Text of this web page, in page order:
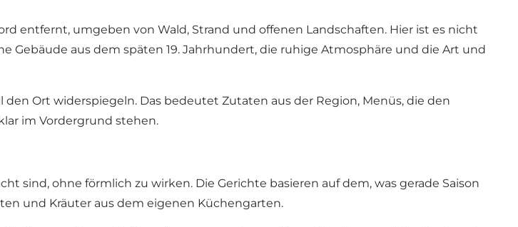
entfernt, umgeben von Wald, Strand und offenen Landschaften. Hier ist es nicht
Gebäude aus dem späten 19. Jahrhundert, die ruhige Atmosphäre und die Art und
Ort widerspiegeln. Das bedeutet Zutaten aus der Region, Menüs, die den
im Vordergrund stehen.
sind, ohne förmlich zu wirken. Die Gerichte basieren auf dem, was gerade Saison
und Kräuter aus dem eigenen Küchengarten.